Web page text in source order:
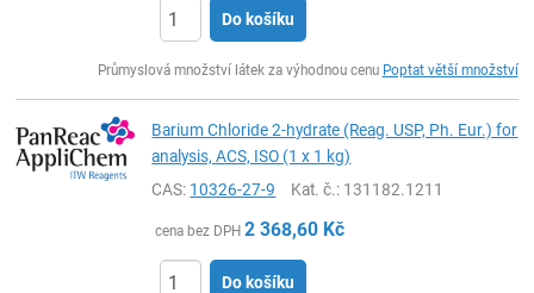
Do košíku
Průmyslová množství látek za výhodnou cenu Poptat větší množství
Barium Chloride 2-hydrate (Reag. USP, Ph. Eur.) for
analysis, ACS, ISO (1 x 1 kg)
CAS: 10326-27-9 Kat. č.: 131182.1211
cena bez DPH 2 368,60 Kč
Do košíku